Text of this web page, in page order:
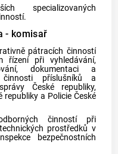
specializovaných
- komisař
pátracích činností
řízení při vyhledávání,
dokumentaci a
příslušníků a
České republiky,
republiky a Policie České
činností při
prostředků v
bezpečnostních